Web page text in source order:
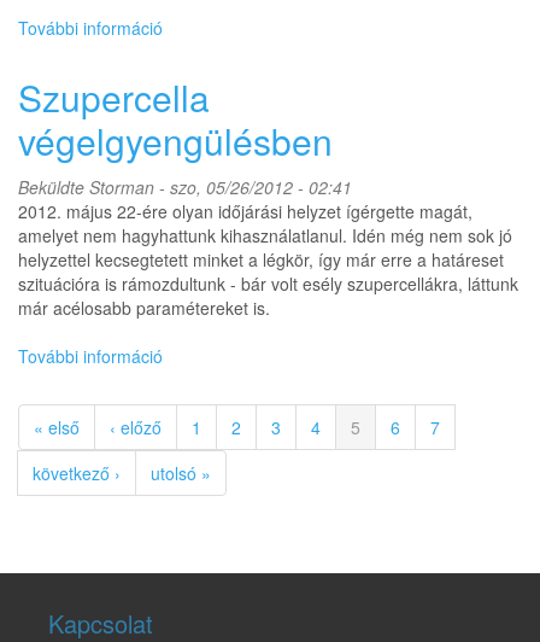
További információ
böszmület
jó
tartalommal
kapcsolatosan
Szupercella
végelgyengülésben
Beküldte Storman - szo, 05/26/2012 - 02:41
2012. május 22-ére olyan időjárási helyzet ígérgette magát,
amelyet nem hagyhattunk kihasználatlanul. Idén még nem sok jó
helyzettel kecsegtetett minket a légkör, így már erre a határeset
szituációra is rámozdultunk - bár volt esély szupercellákra, láttunk
már acélosabb paramétereket is.
További információ
tartalommal
kapcsolatosan
« első ‹ előző 1 2 3 4 5 6
7
következő ›
utolsó »
Kapcsolat